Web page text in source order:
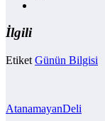
İlgili
Etiket Günün Bilgisi
AtanamayanDeli